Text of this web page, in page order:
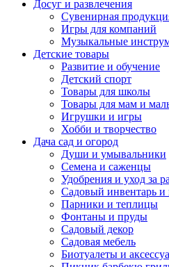
Досуг и развлечения
Сувенирная
Игры для компаний
Музыкальные
Детские товары
Развитие и обучение
Детский спорт
Товары для школы
Товары для мам и
Игрушки и игры
Хобби и творчество
Дача сад и огород
Души и умывальники
Семена и саженцы
Удобрения и уход за
Садовый инвентарь и
Парники и теплицы
Фонтаны и пруды
Садовый декор
Садовая мебель
Биотуалеты и